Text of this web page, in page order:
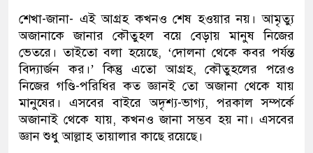
শেখা-জানা- এই আগ্রহ কখনও শেষ হওয়ার নয়। আমৃত্যু
অজানাকে জানার কৌতুহল বয়ে বেড়ায় মানুষ নিজের
ভেতরে। তাইতো বলা হয়েছে, ‘দোলনা থেকে কবর পর্যন্ত
বিদ্যার্জন কর।’ কিন্তু এতো আগ্রহ, কৌতুহলের পরেও
নিজের গণ্ডি-পরিধির কত জ্ঞানই তো অজানা থেকে যায়
মানুষের। এসবের বাইরে অদৃশ্য-ভাগ্য, পরকাল সম্পর্কে
অজানাই থেকে যায়, কখনও জানা সম্ভব হয় না। এসবের
জ্ঞান শুধু আল্লাহ তায়ালার কাছে রয়েছে।